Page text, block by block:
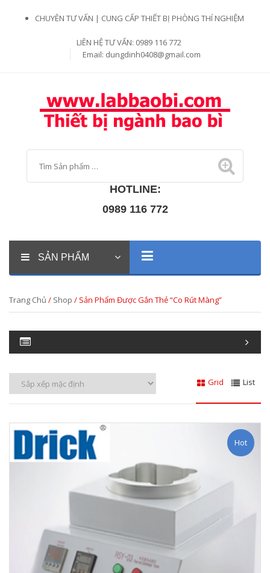
CHUYÊN TƯ VẤN | CUNG CẤP THIẾT BỊ PHÒNG THÍ NGHIỆM
LIÊN HỆ TƯ VẤN: 0989 116 772
Email: dungdinh0408@gmail.com
HOTLINE:
0989 116 772
SẢN PHẨM
Trang Chủ / Shop / Sản Phẩm Được Gắn Thẻ “co Rút Màng”
Grid List
Hot